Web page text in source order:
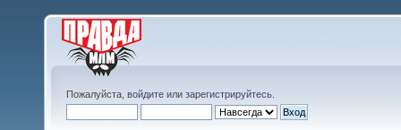
Пожалуйста, войдите или зарегистрируйтесь